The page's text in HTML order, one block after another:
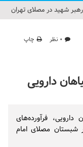
شهید در مصلای تهران
هفته نماز جمعه تهران
شهید ایران
۰ نظر
چاپ
دارویی
فرآورده‌های
از ۲۱ تا ۲۴ آبان، در شبستان مصلای امام